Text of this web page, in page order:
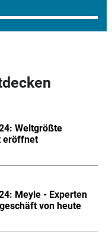
Weltgrößte
eröffnet
Meyle - Experten
von heute